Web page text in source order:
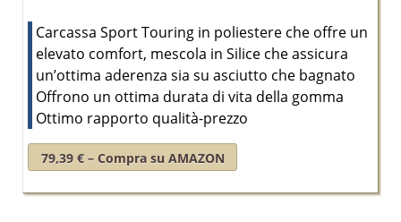
Carcassa Sport Touring in poliestere che offre un
elevato comfort, mescola in Silice che assicura
un’ottima aderenza sia su asciutto che bagnato
Offrono un ottima durata di vita della gomma
Ottimo rapporto qualità-prezzo
79,39 € – Compra su AMAZON